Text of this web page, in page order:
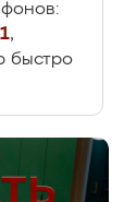
,
быстро